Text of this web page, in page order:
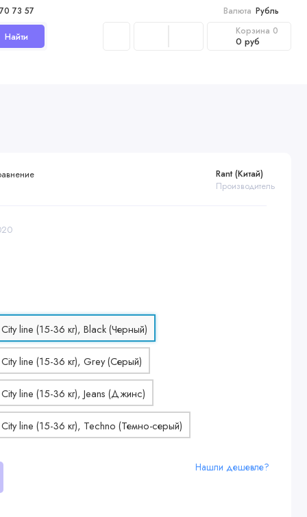
73 57 Валюта Рубль
Найти Корзина 0
0 руб
Rant (Китай)
Производитель
Нашли дешевле?